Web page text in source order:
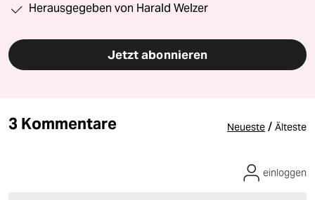
Herausgegeben von Harald Welzer
Jetzt abonnieren
3 Kommentare Neueste / Älteste
einloggen